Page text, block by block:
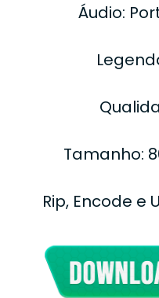
Áudio:
Tamanho:
Rip, Encode e